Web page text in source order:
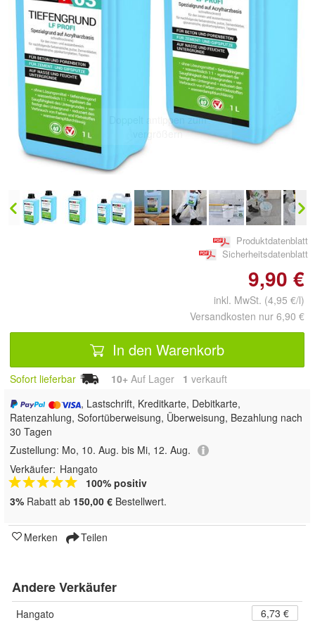
Doppelt antippen zum
vergrößern
Produktdatenblatt
Sicherheitsdatenblatt
9,90 €
inkl. MwSt. (4,95 €/l)
Versandkosten nur 6,90 €
In den Warenkorb
Sofort lieferbar 10+ Auf Lager 1 verkauft
, Lastschrift, Kreditkarte, Debitkarte,
Ratenzahlung, Sofortüberweisung, Überweisung, Bezahlung nach
30 Tagen
Zustellung: Mo, 10. Aug. bis Mi, 12. Aug.
Verkäufer: Hangato
100% positiv
3% Rabatt ab 150,00 € Bestellwert.
Merken Teilen
Andere Verkäufer
Hangato
6,73 €